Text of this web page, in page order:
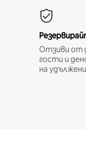
Отзиви от
гости и
на